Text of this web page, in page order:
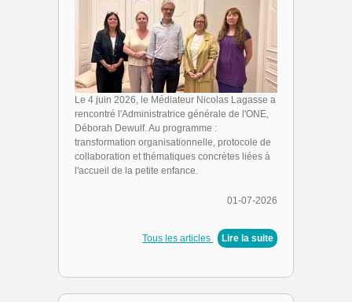
Le 4 juin 2026, le Médiateur Nicolas Lagasse a
rencontré l'Administratrice générale de l'ONE,
Déborah Dewulf. Au programme :
transformation organisationnelle, protocole de
collaboration et thématiques concrètes liées à
l'accueil de la petite enfance.
01-07-2026
Tous les articles Lire la suite